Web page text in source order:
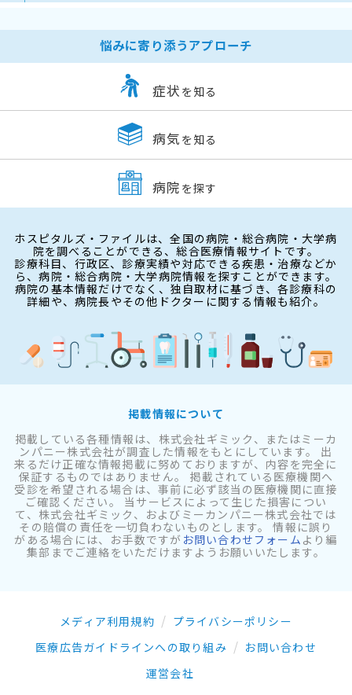
悩みに寄り添うアプローチ
症状 を知る
病気 を知る
病院 を探す
ホスピタルズ・ファイルは、全国の病院・総合病院・大学病
院を調べることができる、総合医療情報サイトです。
診療科目、行政区、診療実績や対応できる疾患・治療などか
ら、病院・総合病院・大学病院情報を探すことができます。
病院の基本情報だけでなく、独自取材に基づき、各診療科の
詳細や、病院長やその他ドクターに関する情報も紹介。
掲載情報について
掲載している各種情報は、株式会社ギミック、またはミーカ
ンパニー株式会社が調査した情報をもとにしています。 出
来るだけ正確な情報掲載に努めておりますが、内容を完全に
保証するものではありません。 掲載されている医療機関へ
受診を希望される場合は、事前に必ず該当の医療機関に直接
ご確認ください。 当サービスによって生じた損害につい
て、株式会社ギミック、およびミーカンパニー株式会社では
その賠償の責任を一切負わないものとします。 情報に誤り
がある場合には、お手数ですが お問い合わせフォーム より編
集部までご連絡をいただけますようお願いいたします。
メディア利用規約
プライバシーポリシー
医療広告ガイドラインへの取り組み
お問い合わせ
運営会社